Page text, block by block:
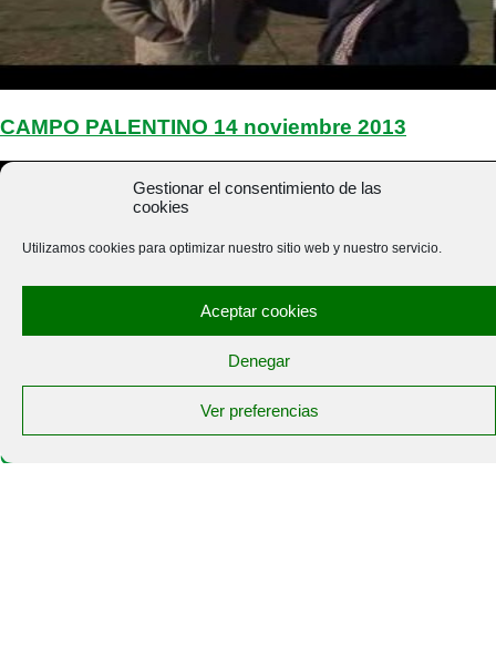
Gestionar el consentimiento de las
cookies
Utilizamos cookies para optimizar nuestro sitio web y nuestro servicio.
Aceptar cookies
Denegar
Ver preferencias
CAMPO PALENTINO 14 noviembre 2013
CAMPO PALENTINO 7 noviembre 2013